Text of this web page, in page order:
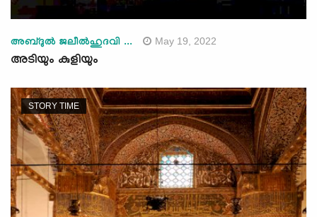
അബ്ദുല്‍ ജലീല്‍ഹുദവി ... May 19, 2022
അടിയും കുളിയും
STORY TIME